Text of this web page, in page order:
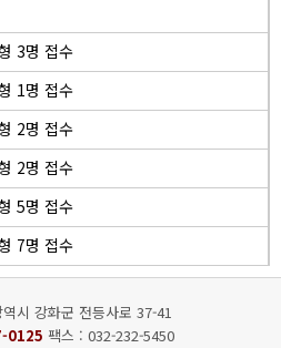
3명 접수
1명 접수
2명 접수
2명 접수
5명 접수
7명 접수
시 강화군 전등사로 37-41
0125 팩스 : 032-232-5450